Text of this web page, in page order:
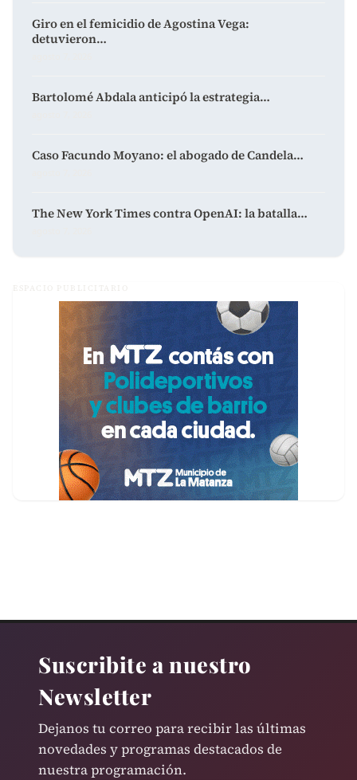
Giro en el femicidio de Agostina Vega:
detuvieron…
Bartolomé Abdala anticipó la estrategia…
Caso Facundo Moyano: el abogado de Candela…
The New York Times contra OpenAI: la batalla…
ESPACIO PUBLICITARIO
Suscribite a nuestro
Newsletter
Dejanos tu correo para recibir las últimas
novedades y programas destacados de
nuestra programación.